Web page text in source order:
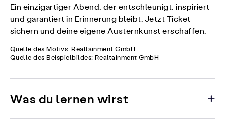
Ein einzigartiger Abend, der entschleunigt, inspiriert
und garantiert in Erinnerung bleibt. Jetzt Ticket
sichern und deine eigene Austernkunst erschaffen.
Quelle des Motivs: Realtainment GmbH
Quelle des Beispielbildes: Realtainment GmbH
Was du lernen wirst